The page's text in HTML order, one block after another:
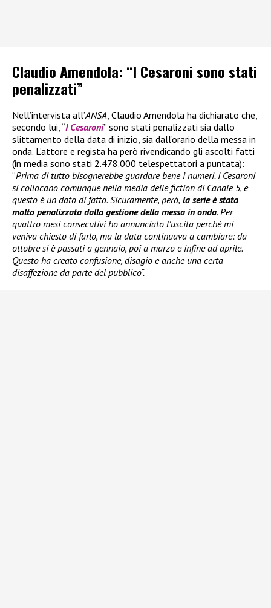
Claudio Amendola: “I Cesaroni sono stati
penalizzati”
Nell’intervista all’ANSA , Claudio Amendola ha dichiarato che,
secondo lui, “I Cesaroni” sono stati penalizzati sia dallo
slittamento della data di inizio, sia dall’orario della messa in
onda. L’attore e regista ha però rivendicando gli ascolti fatti
(in media sono stati 2.478.000 telespettatori a puntata):
“Prima di tutto bisognerebbe guardare bene i numeri. I Cesaroni
si collocano comunque nella media delle fiction di Canale 5, e
questo è un dato di fatto. Sicuramente, però, la serie è stata
molto penalizzata dalla gestione della messa in onda. Per
quattro mesi consecutivi ho annunciato l’uscita perché mi
veniva chiesto di farlo, ma la data continuava a cambiare: da
ottobre si è passati a gennaio, poi a marzo e infine ad aprile.
Questo ha creato confusione, disagio e anche una certa
disaffezione da parte del pubblico“.